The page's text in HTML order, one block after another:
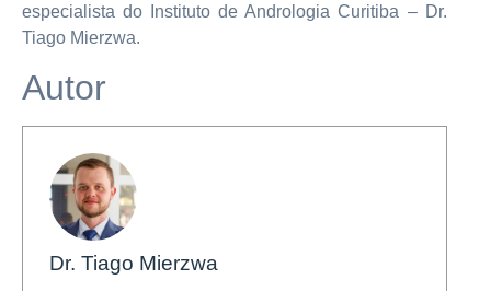
especialista do Instituto de Andrologia Curitiba – Dr.
Tiago Mierzwa.
Autor
Dr. Tiago Mierzwa